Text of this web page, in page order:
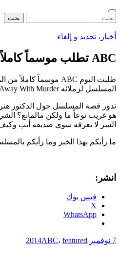
بحث
البحث
أخبار ، تجديد و إلغاء
ABC تطلب موسماً كاملاً من Forever
المسلسل لزملائه How To Get Away With Murder وBlack-ish الذين هم أيضاً حصلوا على مواسم كاملة فيما سبق.
تدور قصة المسلسل حول الدكتور
هو غريب نوعاً ما ولكن مالمانع؟
السر لا يعرفه سوى صديقه أيب
ما رأيكم بهذا الخبر وما رأيكم
انشر:
فيس بوك
X
WhatsApp
7 نوفمبر 2014 ABC، featured